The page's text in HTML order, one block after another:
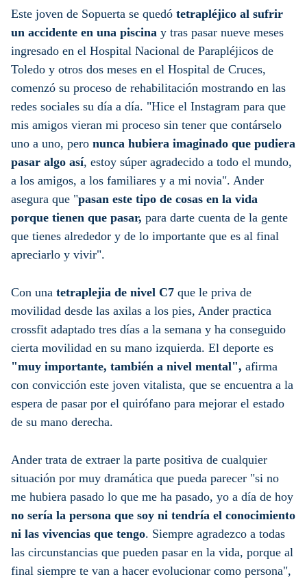
Este joven de Sopuerta se quedó tetrapléjico al sufrir
un accidente en una piscina y tras pasar nueve meses
ingresado en el Hospital Nacional de Parapléjicos de
Toledo y otros dos meses en el Hospital de Cruces,
comenzó su proceso de rehabilitación mostrando en las
redes sociales su día a día. "Hice el Instagram para que
mis amigos vieran mi proceso sin tener que contárselo
uno a uno, pero nunca hubiera imaginado que pudiera
pasar algo así, estoy súper agradecido a todo el mundo,
a los amigos, a los familiares y a mi novia". Ander
asegura que "pasan este tipo de cosas en la vida
porque tienen que pasar, para darte cuenta de la gente
que tienes alrededor y de lo importante que es al final
apreciarlo y vivir".
Con una tetraplejia de nivel C7 que le priva de
movilidad desde las axilas a los pies, Ander practica
crossfit adaptado tres días a la semana y ha conseguido
cierta movilidad en su mano izquierda. El deporte es
"muy importante, también a nivel mental", afirma
con convicción este joven vitalista, que se encuentra a la
espera de pasar por el quirófano para mejorar el estado
de su mano derecha.
Ander trata de extraer la parte positiva de cualquier
situación por muy dramática que pueda parecer "si no
me hubiera pasado lo que me ha pasado, yo a día de hoy
no sería la persona que soy ni tendría el conocimiento
ni las vivencias que tengo. Siempre agradezco a todas
las circunstancias que pueden pasar en la vida, porque al
final siempre te van a hacer evolucionar como persona",